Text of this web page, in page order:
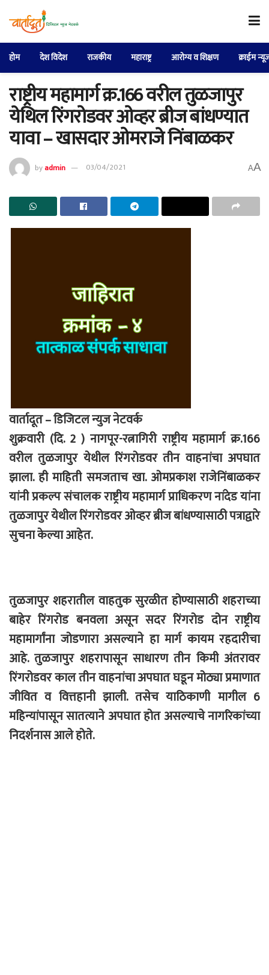
होम देश विदेश राजकीय महाराष्ट्र आरोग्य व शिक्षण क्राईम
राष्ट्रीय महामार्ग क्र.166 वरील तुळजापुर
येथिल रिंगरोडवर ओव्हर ब्रीज बांधण्यात
यावा – खासदार ओमराजे निंबाळकर
byadmin 03/04/2021 AA
वार्तादूत – डिजिटल न्युज नेटवर्क
शुक्रवारी (दि. 2 ) नागपूर-रत्नागिरी राष्ट्रीय महामार्ग क्र.166
वरील तुळजापुर येथील रिंगरोडवर तीन वाहनांचा अपघात
झाला. ही माहिती समजताच खा. ओमप्रकाश राजेनिंबाळकर
यांनी प्रकल्प संचालक राष्ट्रीय महामार्ग प्राधिकरण नांदेड यांना
तुळजापुर येथील रिंगरोडवर ओव्हर ब्रीज बांधण्यासाठी पत्राद्वारे
सुचना केल्या आहेत.
तुळजापुर शहरातील वाहतुक सुरळीत होण्यासाठी शहराच्या
बाहेर रिंगरोड बनवला असून सदर रिंगरोड दोन राष्ट्रीय
महामार्गांना जोडणारा असल्याने हा मार्ग कायम रहदारीचा
आहे. तुळजापुर शहरापासून साधारण तीन किमी अंतरावर
रिंगरोडवर काल तीन वाहनांचा अपघात घडून मोठ्या प्रमाणात
जीवित व वित्तहानी झाली. तसेच याठिकाणी मागील 6
महिन्यांपासून सातत्याने अपघात होत असल्याचे नागरिकांच्या
निदर्शनास आले होते.